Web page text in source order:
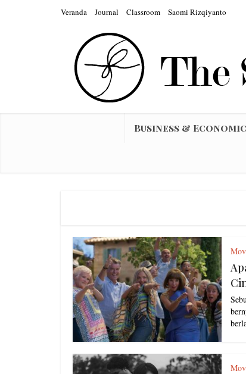
Veranda Journal Classroom Saomi Rizqiyanto
Business &